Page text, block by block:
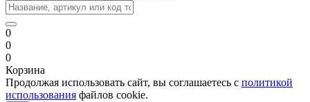
0
0
0
Корзина
Продолжая использовать сайт, вы соглашаетесь с политикой
использования файлов cookie.